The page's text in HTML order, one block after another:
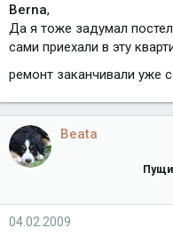
Berna,
Да я тоже задумал
сами приехали в эту
ремонт заканчивали уже
Beata
04.02.2009